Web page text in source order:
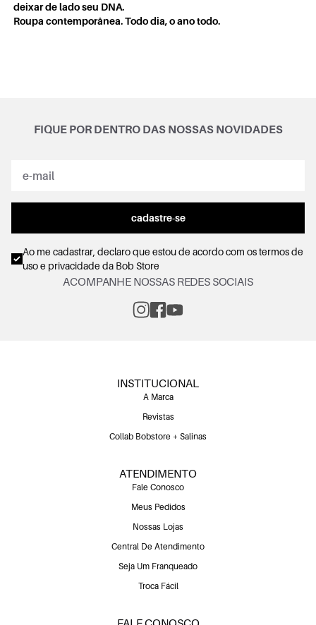
deixar de lado seu DNA.
Roupa contemporânea. Todo dia, o ano todo.
FIQUE POR DENTRO DAS NOSSAS NOVIDADES
cadastre-se
Ao me cadastrar, declaro que estou de acordo com ostermos de
uso e privacidadeda Bob Store
ACOMPANHE NOSSAS REDES SOCIAIS
INSTITUCIONAL
A Marca
Revistas
Collab Bobstore + Salinas
ATENDIMENTO
Fale Conosco
Meus Pedidos
Nossas Lojas
Central De Atendimento
Seja Um Franqueado
Troca Fácil